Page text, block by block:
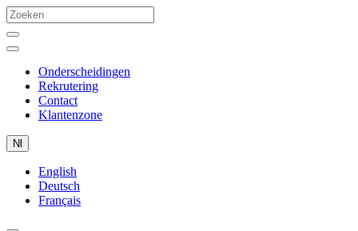
Onderscheidingen
Rekrutering
Contact
Klantenzone
Nl
English
Deutsch
Français